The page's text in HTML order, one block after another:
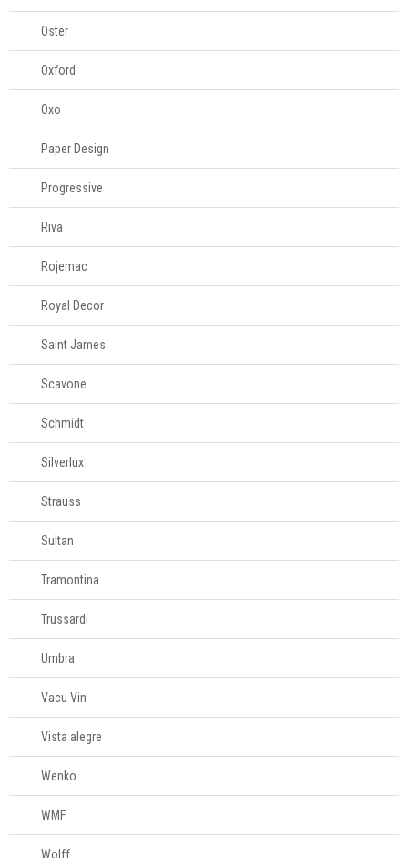
Oster
Oxford
Oxo
Paper Design
Progressive
Riva
Rojemac
Royal Decor
Saint James
Scavone
Schmidt
Silverlux
Strauss
Sultan
Tramontina
Trussardi
Umbra
Vacu Vin
Vista alegre
Wenko
WMF
Wolff